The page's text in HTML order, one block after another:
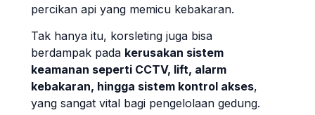
percikan api yang memicu kebakaran.
Tak hanya itu, korsleting juga bisa
berdampak pada kerusakan sistem
keamanan seperti CCTV, lift, alarm
kebakaran, hingga sistem kontrol akses,
yang sangat vital bagi pengelolaan gedung.